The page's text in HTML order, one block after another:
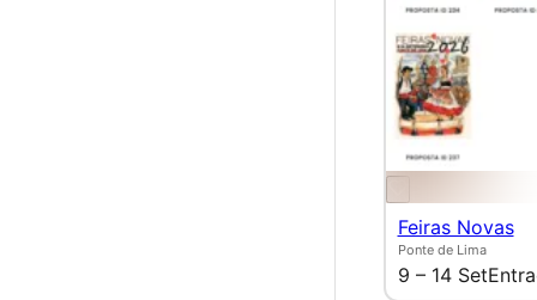
Feiras Novas
Ponte de Lima
9 – 14 Set